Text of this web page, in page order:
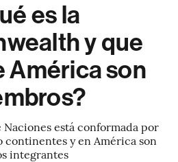
es la
y que
América son
está conformada por
continentes y en América son
integrantes